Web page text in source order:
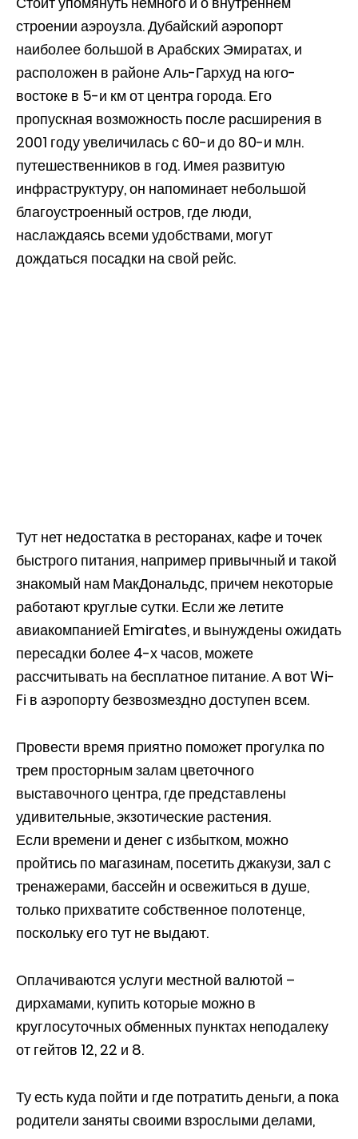
строении аэроузла. Дубайский аэропорт
наиболее большой в Арабских Эмиратах, и
расположен в районе Аль-Гархуд на юго-
востоке в 5-и км от центра города. Его
пропускная возможность после расширения в
2001 году увеличилась с 60-и до 80-и млн.
путешественников в год. Имея развитую
инфраструктуру, он напоминает небольшой
благоустроенный остров, где люди,
наслаждаясь всеми удобствами, могут
дождаться посадки на свой рейс.
Тут нет недостатка в ресторанах, кафе и точек
быстрого питания, например привычный и такой
знакомый нам МакДональдс, причем некоторые
работают круглые сутки. Если же летите
авиакомпанией Emirates, и вынуждены ожидать
пересадки более 4-х часов, можете
рассчитывать на бесплатное питание. А вот Wi-
Fi в аэропорту безвозмездно доступен всем.
Провести время приятно поможет прогулка по
трем просторным залам цветочного
выставочного центра, где представлены
удивительные, экзотические растения.
Если времени и денег с избытком, можно
пройтись по магазинам, посетить джакузи, зал с
тренажерами, бассейн и освежиться в душе,
только прихватите собственное полотенце,
поскольку его тут не выдают.
Оплачиваются услуги местной валютой –
дирхамами, купить которые можно в
круглосуточных обменных пунктах неподалеку
от гейтов 12, 22 и 8.
Ту есть куда пойти и где потратить деньги, а пока
родители заняты своими взрослыми делами,